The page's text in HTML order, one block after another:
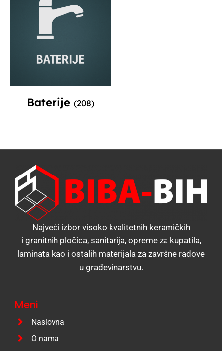
Baterije (208)
Najveći izbor visoko kvalitetnih keramičkih
i granitnih pločica, sanitarija, opreme za kupatila,
laminata kao i ostalih materijala za završne radove
u građevinarstvu.
Meni
Naslovna
O nama